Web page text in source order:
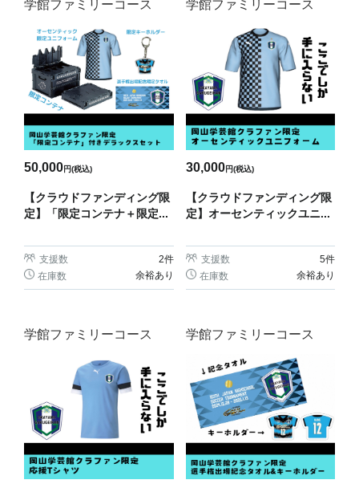
学館ファミリーコース
50,000円(税込)
【クラウドファンディング限
定】「限定コンテナ＋限定...
支援数 2件
在庫数
余裕あり
学館ファミリーコース
30,000円(税込)
【クラウドファンディング限
定】オーセンティックユニ...
支援数 5件
在庫数
余裕あり
学館ファミリーコース 学館ファミリーコース